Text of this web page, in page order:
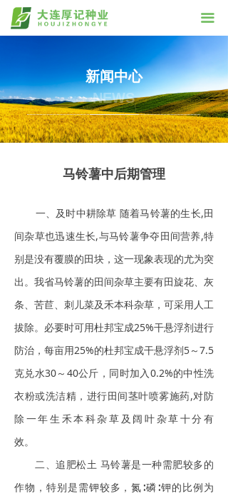
끀
马铃薯中后期管理
一、及时中耕除草 随着马铃薯的生长,田
间杂草也迅速生长,与马铃薯争夺田间营养,特
别是没有覆膜的田块，这一现象表现的尤为突
出。我省马铃薯的田间杂草主要有田旋花、灰
条、苦苣、刺儿菜及禾本科杂草，可采用人工
拔除。必要时可用杜邦宝成25%干悬浮剂进行
防治，每亩用25%的杜邦宝成干悬浮剂5～7.5
克兑水30～40公斤，同时加入0.2%的中性洗
衣粉或洗洁精，进行田间茎叶喷雾施药,对防
除一年生禾本科杂草及阔叶杂草十分有
效。
二、追肥松土 马铃薯是一种需肥较多的
作物，特别是需钾较多，氮∶磷∶钾的比例为
新闻中心
NEWS